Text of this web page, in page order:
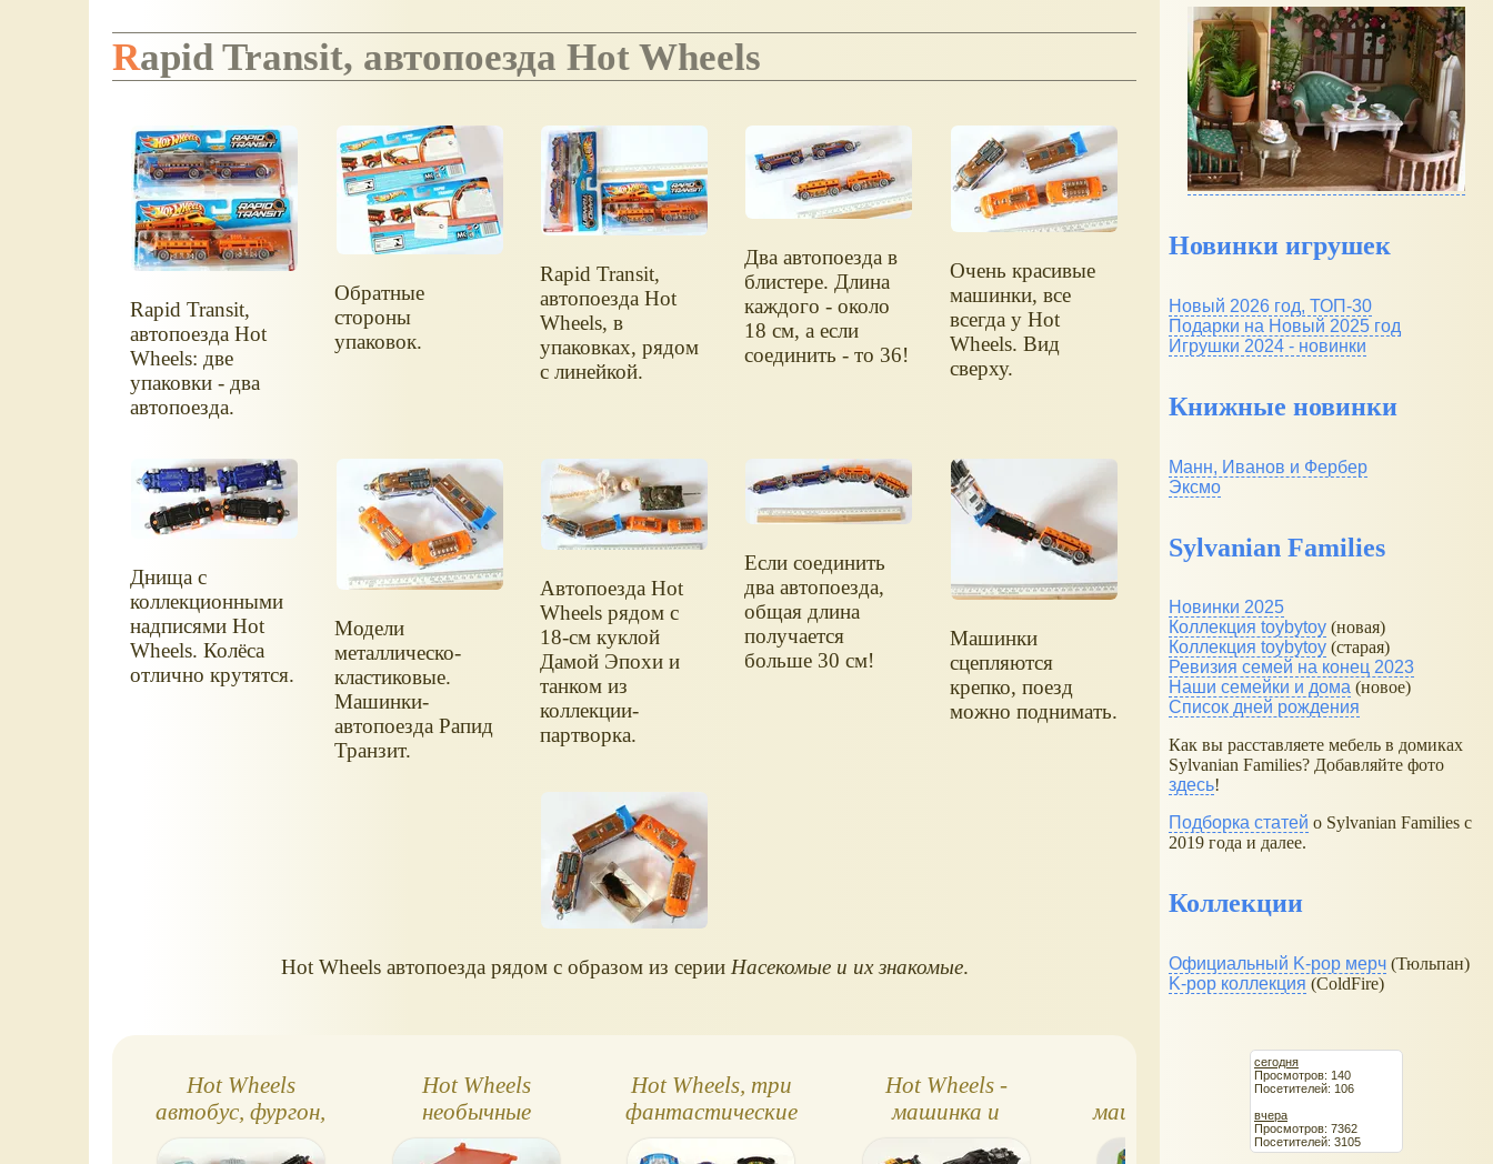
Rapid Transit, автопоезда Hot Wheels
Rapid Transit,
автопоезда Hot
Wheels: две
упаковки - два
автопоезда.
Обратные
стороны
упаковок.
Rapid Transit,
автопоезда Hot
Wheels, в
упаковках, рядом
с линейкой.
Два автопоезда в
блистере. Длина
каждого - около
18 см, а если
соединить - то 36!
Очень красивые
машинки, все
всегда у Hot
Wheels. Вид
сверху.
Днища с
коллекционными
надписями Hot
Wheels. Колёса
отлично крутятся.
Модели
металлическо-
кластиковые.
Машинки-
автопоезда Рапид
Транзит.
Автопоезда Hot
Wheels рядом с
18-см куклой
Дамой Эпохи и
танком из
коллекции-
партворка.
Если соединить
два автопоезда,
общая длина
получается
больше 30 см!
Машинки
сцепляются
крепко, поезд
можно поднимать.
Hot Wheels автопоезда рядом с образом из серии Насекомые и их знакомые.
Hot Wheels
автобус, фургон,
пожарная машина
Hot Wheels
необычные
машинки
Hot Wheels, три
фантастические
машинки
Hot Wheels -
машинка и
машинки базовой
пауки, акулы
Новинки игрушек
Новый 2026 год, ТОП-30
Подарки на Новый 2025 год
Игрушки 2024 - новинки
Книжные новинки
Манн, Иванов и Фербер
Эксмо
Sylvanian Families
Новинки 2025
Коллекция toybytoy (новая)
Коллекция toybytoy (старая)
Ревизия семей на конец 2023
Наши семейки и дома (новое)
Список дней рождения
Как вы расставляете мебель в домиках
Sylvanian Families? Добавляйте фото
здесь!
Подборка статей о Sylvanian Families с
2019 года и далее.
Коллекции
Официальный K-pop мерч (Тюльпан)
K-pop коллекция (ColdFire)
сегодня
Просмотров: 140
Посетителей: 106
вчера
Просмотров: 7362
Посетителей: 3105